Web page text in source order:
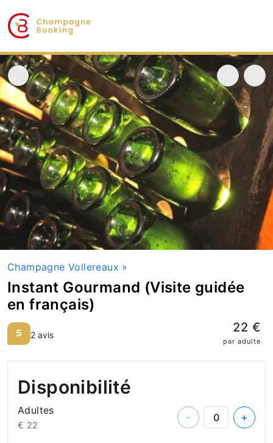
Champagne Vollereaux »
Instant Gourmand (Visite guidée
en français)
5 2 avis 22 €
par adulte
Disponibilité
Adultes
€ 22
- +